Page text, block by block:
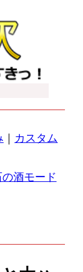
｜ カスタム
酒モード